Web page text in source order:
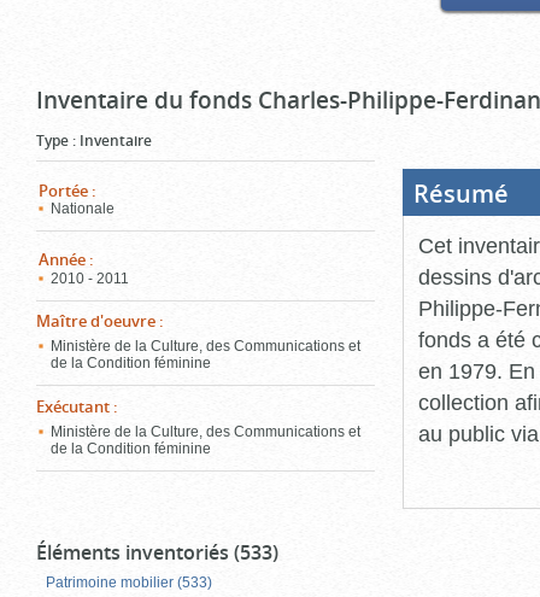
Inventaire du fonds Charles-Philippe-
Type : Inventaire
Portée :
Nationale
Année :
2010 - 2011
Maître d'oeuvre :
Ministère de la Culture, des Communications et
de la Condition féminine
Exécutant :
Ministère de la Culture, des Communications et
de la Condition féminine
Résumé
Cet
dessins
Philippe-
fonds a été
en 1979.
collection
au public
Éléments inventoriés (533)
Patrimoine mobilier (533)